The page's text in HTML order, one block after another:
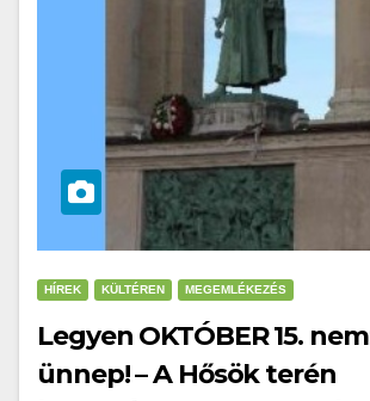
HÍREK KÜLTÉREN MEGEMLÉKEZÉS
Legyen OKTÓBER 15.
ünnep! – A Hősök terén